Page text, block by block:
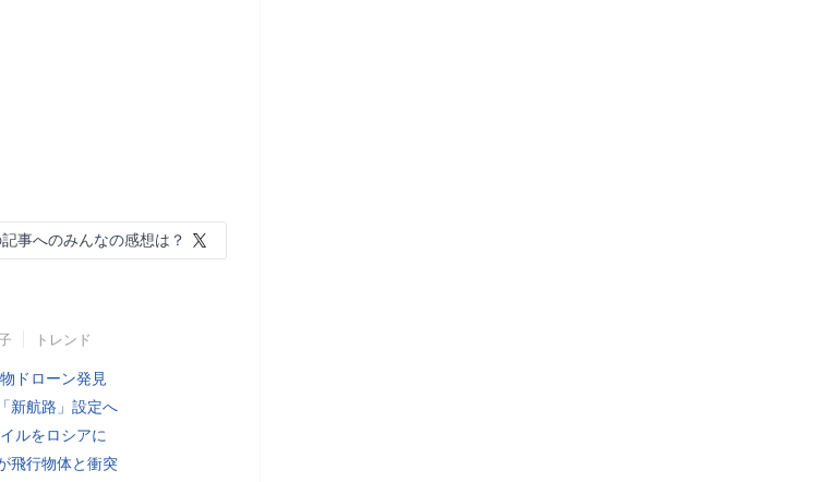
記事へのみんなの感想は？
トレンド
ドローン発見
新航路」設定へ
ルをロシアに
飛行物体と衝突